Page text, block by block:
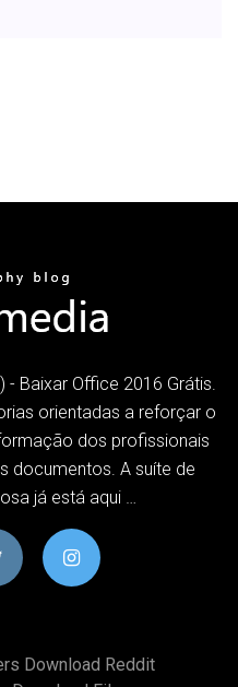
Baixar Office 2016 Grátis.
orientadas a reforçar o
dos profissionais
documentos. A suíte de
já está aqui …
Download Reddit